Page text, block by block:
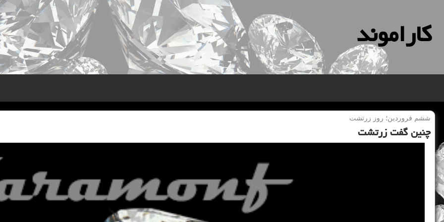
كاراموند
ششم فروردین؛ روز زرتشت
چنین گفت زرتشت